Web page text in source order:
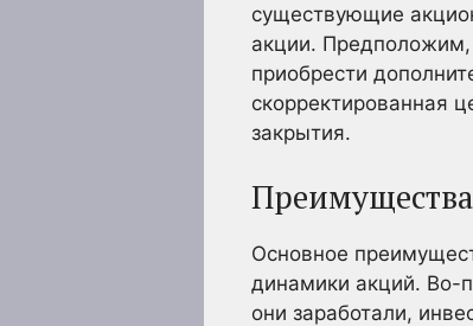
существующие
акции.
приобрести
скорректированная
закрытия.
Основное
динамики акций. Во-
они заработали,